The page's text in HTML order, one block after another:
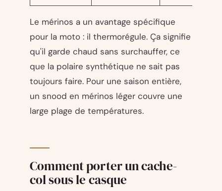
Le mérinos a un avantage spécifique
pour la moto : il thermorégule. Ça signifie
qu'il garde chaud sans surchauffer, ce
que la polaire synthétique ne sait pas
toujours faire. Pour une saison entière,
un snood en mérinos léger couvre une
large plage de températures.
Comment porter un cache-
col sous le casque